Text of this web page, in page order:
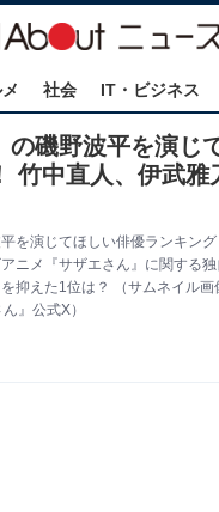
社会 IT・ビジネス
の磯野波平を演じ
竹中直人、伊武雅
平を演じてほしい俳優ランキン
ニメ『サザエさん』に関する
抑えた1位は？ （サムネイル
』公式X）